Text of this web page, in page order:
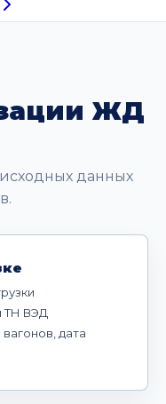
ЖД
данных
ТН ВЭД
дата